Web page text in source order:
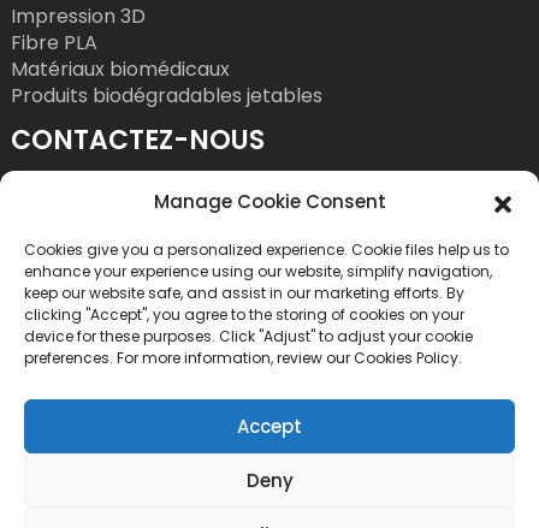
Impression 3D
Fibre PLA
Matériaux biomédicaux
Produits biodégradables jetables
CONTACTEZ-NOUS
Courriel : bright@esungroup.net
Adresse : 15A, Immeuble Microsoft Ketong, n°
55, 9e rue Gaoxinnan, Quartier des hautes
technologies, Rue Yuehai, District de Nanshan,
Shenzhen, Chine
Manage Cookie Consent
Cookies give you a personalized experience. Cookie files help us to
enhance your experience using our website, simplify navigation,
keep our website safe, and assist in our marketing efforts. By
clicking "Accept", you agree to the storing of cookies on your
device for these purposes. Click "Adjust" to adjust your cookie
preferences. For more information, review our Cookies Policy.
Accept
Deny